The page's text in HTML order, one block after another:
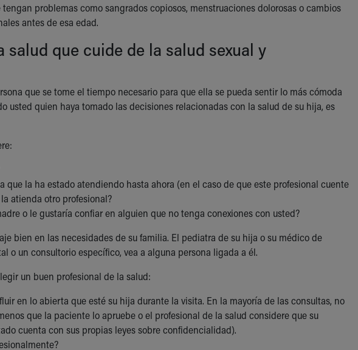
problemas como sangrados copiosos, menstruaciones dolorosas o cambios
antes de esa edad.
que cuide de la salud sexual y
que se tome el tiempo necesario para que ella se pueda sentir lo más cómoda
usted quien haya tomado las decisiones relacionadas con la salud de su hija, es
la ha estado atendiendo hasta ahora (en el caso de que este profesional cuente
atienda otro profesional?
o le gustaría confiar en alguien que no tenga conexiones con usted?
bien en las necesidades de su familia. El pediatra de su hija o su médico de
o un consultorio específico, vea a alguna persona ligada a él.
un buen profesional de la salud:
en lo abierta que esté su hija durante la visita. En la mayoría de las consultas, no
que la paciente lo apruebe o el profesional de la salud considere que su
cuenta con sus propias leyes sobre confidencialidad).